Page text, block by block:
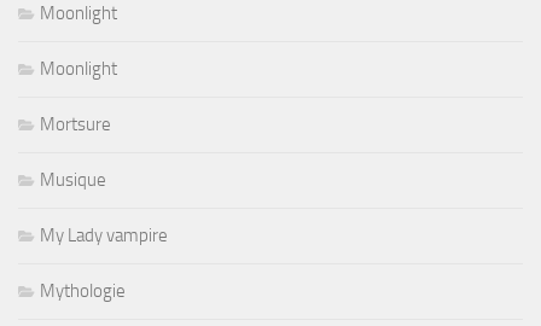
Moonlight
Moonlight
Mortsure
Musique
My Lady vampire
Mythologie